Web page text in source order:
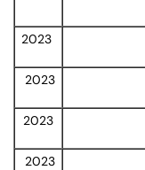
2023
2023
2023
2023